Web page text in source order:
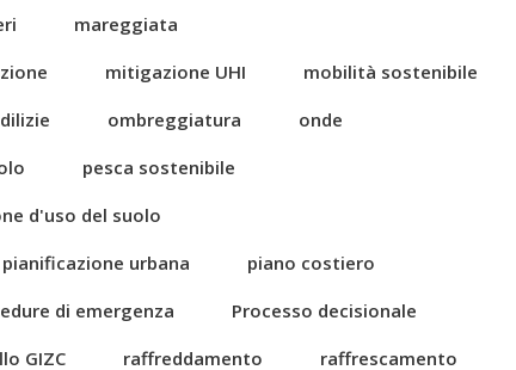
mareggiata
mitigazione UHI
mobilità sostenibile
ombreggiatura
onde
pesca sostenibile
d'uso del suolo
pianificazione urbana
piano costiero
di emergenza
Processo decisionale
GIZC raffreddamento
raffrescamento